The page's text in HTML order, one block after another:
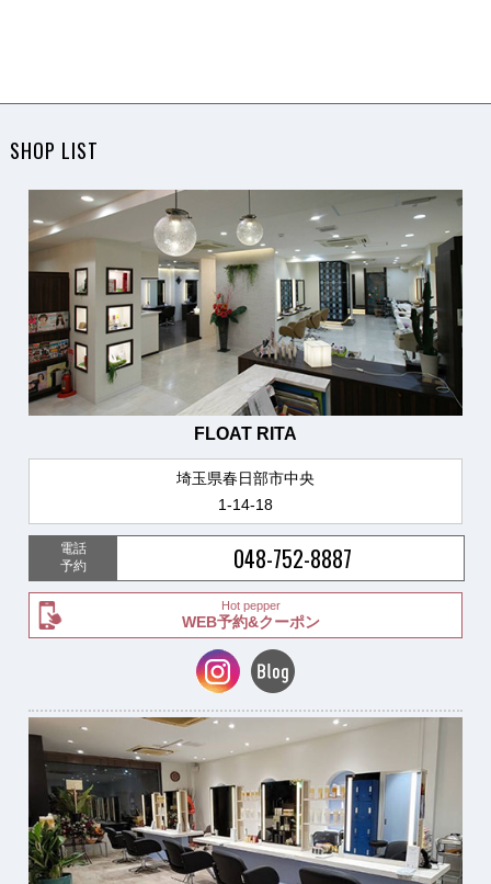
SHOP LIST
FLOAT RITA
埼玉県春日部市中央
1-14-18
電話
予約
048-752-8887
Hot pepper
WEB予約&クーポン